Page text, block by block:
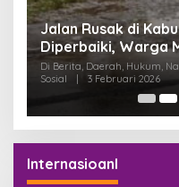
Jalan Rusak di
Diperbaiki, Warga
Di Berita, Daerah, Hukum,
Sosial
| 3 Februari 2026
Internasioanl